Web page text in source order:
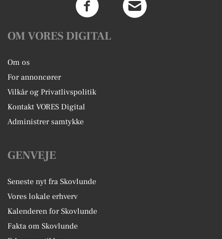
OM VORES DIGITAL
Om os
For annoncører
Vilkår og Privatlivspolitik
Kontakt VORES Digital
Administrer samtykke
GENVEJE
Seneste nyt fra Skovlunde
Vores lokale erhverv
Kalenderen for Skovlunde
Fakta om Skovlunde